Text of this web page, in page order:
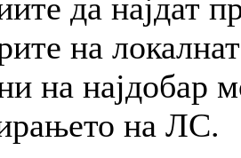
да најдат
на
на најдобар
на ЛС.